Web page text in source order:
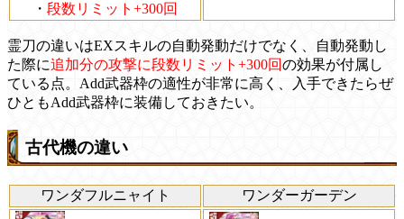
・ 段数リミット+300回
霊刀の違いはEXスキルの自動発動だけでなく、自動発動し
た際に追加分の攻撃に段数リミット+300回の効果が付属し
ている点。Add武器枠の適性が非常に高く、入手できたらぜ
ひともAdd武器枠に装備しておきたい。
古代機の違い
ワンダフルニャイト ワンダーガーデン